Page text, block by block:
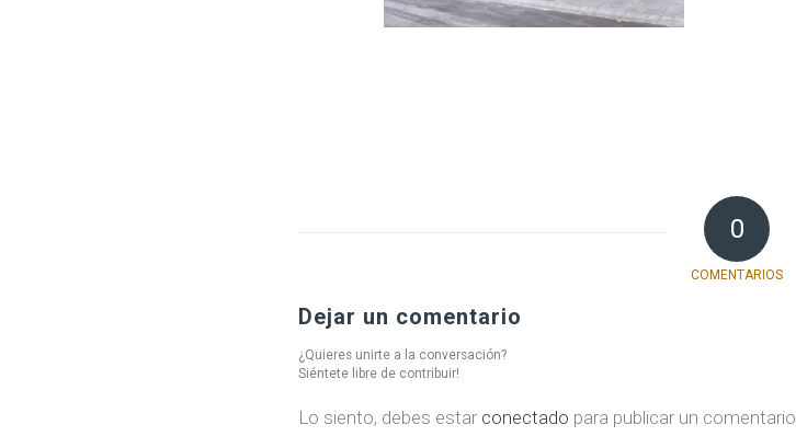
0
COMENTARIOS
Dejar un comentario
¿Quieres unirte a la conversación?
Siéntete libre de contribuir!
Lo siento, debes estar conectado para publicar un comentario.